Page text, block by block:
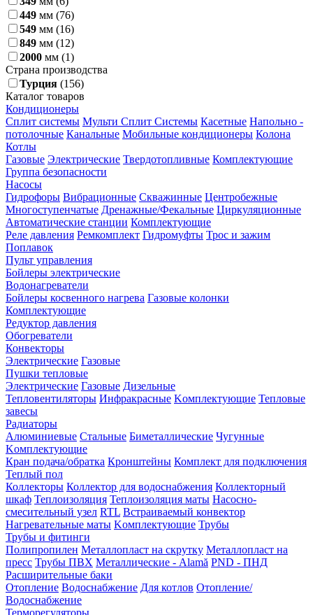
449 мм (76)
549 мм (16)
849 мм (12)
2000 мм (1)
Страна производства
Турция (156)
Каталог товаров
Кондиционеры
Сплит системы Мульти Сплит Системы Касетные Напольно -
потолочные Канальные Мобильные кондиционеры Колона
Котлы
Газовые Электрические Твердотопливные Комплектующие
Группа безопасности
Насосы
Гидрофоры Вибрационные Скважинные Центробежные
Многоступенчатые Дренажные/Фекальные Циркуляционные
Автоматические станции Комплектующие
Реле давления Ремкомплект Гидромуфты Трос и зажим
Поплавок
Пульт управления
Бойлеры электрические
Водонагреватели
Бойлеры косвенного нагрева Газовые колонки
Комплектующие
Редуктор давления
Обогреватели
Конвекторы
Электрические Газовые
Пушки тепловые
Электрические Газовые Дизельные
Тепловентиляторы Инфракрасные Kомплектующие Тепловые
завесы
Радиаторы
Алюминиевые Стальные Биметаллические Чугунные
Kомплектующие
Кран подача/обратка Кронштейны Комплект для подключения
Теплый пол
Коллекторы Коллектор для водоснабжения Коллекторный
шкаф Теплоизоляция Теплоизоляция маты Насосно-
смесительный узел RTL Встраиваемый конвектор
Нагревательные маты Kомплектующие Трубы
Трубы и фитинги
Полипропилен Металлопласт на скрутку Металлопласт на
пресс Трубы ПВХ Металлические - Alamă PND - ПНД
Расширительные баки
Отопление Водоснабжение Для котлов Отопление/
Водоснабжение
Терморегуляторы